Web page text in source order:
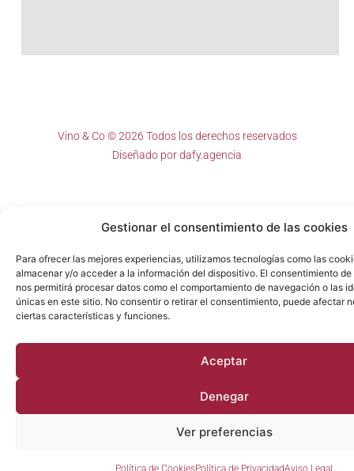
Gestionar el consentimiento de las cookies
Para ofrecer las mejores experiencias, utilizamos tecnologías como las
almacenar y/o acceder a la información del dispositivo. El consentimiento
nos permitirá procesar datos como el comportamiento de navegación o las
únicas en este sitio. No consentir o retirar el consentimiento, puede afectar
ciertas características y funciones.
Aceptar
Denegar
Ver preferencias
Política de CookiesPolítica de PrivacidadAviso Legal
Vino & Co © 2026 Todos los derechos reservados
Diseñado pordafy.agencia